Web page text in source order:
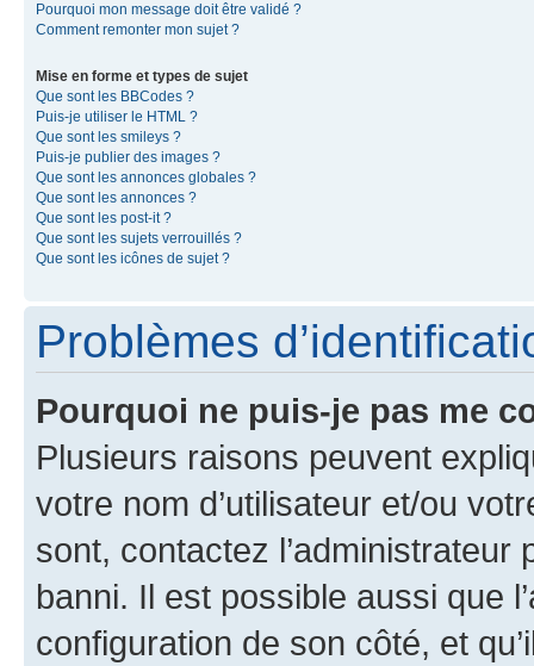
Pourquoi mon message doit être validé ?
Comment remonter mon sujet ?
Mise en forme et types de sujet
Que sont les BBCodes ?
Puis-je utiliser le HTML ?
Que sont les smileys ?
Puis-je publier des images ?
Que sont les annonces globales ?
Que sont les annonces ?
Que sont les post-it ?
Que sont les sujets verrouillés ?
Que sont les icônes de sujet ?
Problèmes
Pourquoi ne puis-je pas me
Plusieurs raisons peuvent
votre nom d’utilisateur et/ou
sont, contactez l’administrateur
banni. Il est possible aussi que
configuration de son côté, et